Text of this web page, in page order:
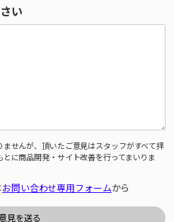
い
せんが、頂いたご意見はスタッフがすべて拝
に商品開発・サイト改善を行ってまいりま
お問い合わせ専用フォームから